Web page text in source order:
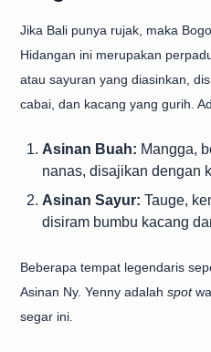
Jika Bali punya rujak, maka
Hidangan ini merupakan
atau sayuran yang diasinkan,
cabai, dan kacang yang gurih.
Asinan Buah: Mangga,
nanas, disajikan dengan
Asinan Sayur: Tauge,
disiram bumbu kacang
Beberapa tempat legendaris
Asinan Ny. Yenny adalah spot
segar ini.